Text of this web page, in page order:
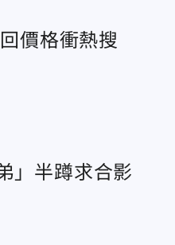
價格衝熱搜
」半蹲求合影